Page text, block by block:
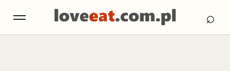
Otwórz menu ⌕